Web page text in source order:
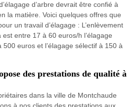
d’arbre devrait être confié à
la matière. Voici quelques offres que
un travail d’élagage : L’enlèvement
entre 17 à 60 euros/h l’élagage
500 euros et l’élagage sélectif à 150 à
des prestations de qualité à
dans la ville de Montchaude